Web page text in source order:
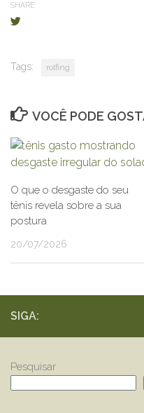
SHARE
Tags: rolfing
VOCÊ PODE
O que o desgaste do seu
tênis revela sobre a sua
postura
20/07/2026
SIGA:
Pesquisar